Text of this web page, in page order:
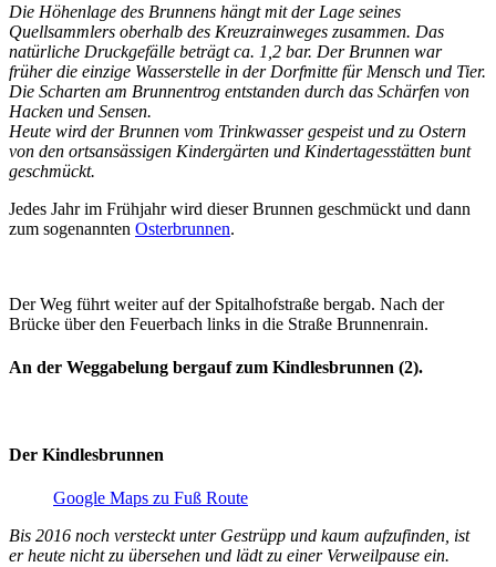
Die Höhenlage des Brunnens hängt mit der Lage seines
Quellsammlers oberhalb des Kreuzrainweges zusammen. Das
natürliche Druckgefälle beträgt ca. 1,2 bar. Der Brunnen war
früher die einzige Wasserstelle in der Dorfmitte für Mensch und Tier.
Die Scharten am Brunnentrog entstanden durch das Schärfen von
Hacken und Sensen.
Heute wird der Brunnen vom Trinkwasser gespeist und zu Ostern
von den ortsansässigen Kindergärten und Kindertagesstätten bunt
geschmückt.
Jedes Jahr im Frühjahr wird dieser Brunnen geschmückt und dann
zum sogenannten Osterbrunnen.
Der Weg führt weiter auf der Spitalhofstraße bergab. Nach der
Brücke über den Feuerbach links in die Straße Brunnenrain.
An der Weggabelung bergauf zum Kindlesbrunnen (2).
Der Kindlesbrunnen
Google Maps zu Fuß Route
Bis 2016 noch versteckt unter Gestrüpp und kaum aufzufinden, ist
er heute nicht zu übersehen und lädt zu einer Verweilpause ein.